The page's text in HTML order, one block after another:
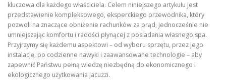
kluczowa dla każdego właściciela. Celem niniejszego artykułu jest
przedstawienie kompleksowego, eksperckiego przewodnika, który
pozwoli na znaczące obniżenie rachunków za prąd, jednocześnie nie
umniejszając komfortu i radości płynącej z posiadania własnego spa.
Przyjrzymy się każdemu aspektowi – od wyboru sprzętu, przez jego
instalację, po codzienne nawyki i zaawansowane technologie – aby
zapewnić Państwu pełną wiedzę niezbędną do ekonomicznego i
ekologicznego użytkowania jacuzzi.